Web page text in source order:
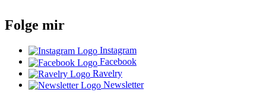
Folge mir
Instagram
Facebook
Ravelry
Newsletter